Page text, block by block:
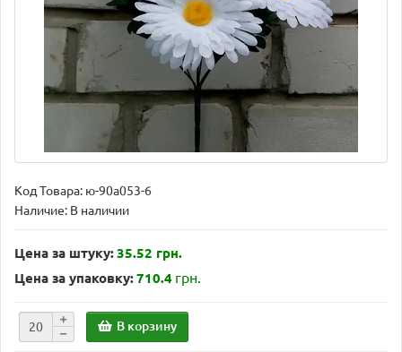
Код Товара: ю-90а053-6
Наличие: В наличии
Цена за штуку:35.52 грн.
Цена за упаковку:710.4 грн.
В корзину